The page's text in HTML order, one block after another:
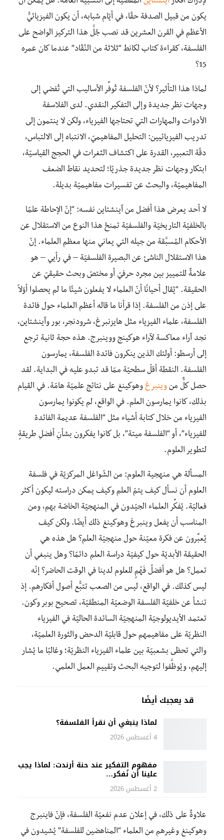
يكون من قبيل الصدفة حقًا، في أيّام شبابه، أن يكون الفيزيائيُّ
الأعظم في القرن العشرين قد نصب جُلَّ هذا التركيز الواضح على
الفلسفة، كقراءة كتاب لكانط “ثلاثة من النُقّاد” عندما كان عمره
15؟
لماذا هذا التأثير؟ لأنّ الفلسفة تُوفِّر الأساليب التي تُفضي إلى
وجهات نظر جديدة وإلى التفكير النقدي. لدى الفلاسفة
الأدوات والمهارات التي تحتاجها الفيزياء، ولكن لا ينتمون إلى
تدريب الفيزيائيين: التحليل المفاهيميّ، الانتباه إلى الالتباس،
دقّة التعبير، القدرة على اكتشاف الثغرات في الحجج القياسيّة،
ابتكار وجهات نظر جديدة جذريًا؛ لتحديد نقاط الضعف
المفاهيميّة، والبحث عن تفسيرات مفاهيميّة بديلة.
لا أحد يعرض هذا أفضل من آينشتاين نفسه: “إنّ الإحاطة علمًا
بالخلفيّة التاريخيّة والفلسفيّة تمنحُ هذا النوع من الاستقلال عن
الأحكام المُسبَّقة من جيله التي يعاني منها معظم العلماء. إنّ
هذا الاستقلال الناشئ عن البصيرة الفلسفيّة – في رأيي – هو
علامةٌ للتمييز بين مجرد حرفيّ أو مختصّ وبحث حقيقيّ عن
الحقيقة. “يُقال أحيانًا أنّ العلماء لا يفعلون شيئًا ما لم يحصلوا أوّلاً
على إذن من الفلسفة. إذا قرأنا ما قاله أعظم العلماء حول فائدة
الفلسفة، علماء الفيزياء مثل هايزنبرغ، شرودنجر، بور وآينشتاين،
نجد آراء معاكسة لآراء هوكينج ووينبرج. هذه حجة ثانية ترجع
إلى أرسطو: أولئك الذين ينكرون فائدة الفلسفة، يمارسون
الفلسفة. النقطة أقلّ سطحيّة ممّا قد تبدو عليه في البداية. لقد
حصل كلٌّ من وينبرغ وهوكينغ على نتائج علميّة هامّة. في القيام
بذلك، كانوا يمارسون العلم. في الواقع، لم يكونوا يمارسون
الفيزياء من خلال كتابة أشياء مثل “الفلسفة عديمة الفائدة
للفيزياء”، أو “الفلسفة ميتة”، بل كانوا يفكرون بشأنِ أفضلِ طريقةٍ
لتطوير العلوم.
المسألة هي منهجية العلوم: من الشّواغل المركزيّة في فلسفة
العلوم أن نسأل كيف يتمّ العلم وكيف يمكن دراسته ليكون أكثر
فعاليّة. يُفكِّر العلماء الجيّدون في المنهجيّة الخاصّة بهم، ومن
المناسب أن يفعل وينبرغ وهوكينغ ذلك أيضًا. ولكن كيف
يُعبِّرون عن فكرة معيّنة حول منهجيّة العلم؟ هل هذه هي
الحقيقة الأبديّة حول كيفيّة دراسة العلم دائمًا؟ وهل ينبغي أن
تعمل؟ هل هو أفضلُ فَهْمٍ للعلوم لدينا في الوقت الحاضر؟ إنّه
ليس كذلك. في الواقع، ليس من الصعب تتبُّع أصول أفكارهم. إذ
تنشأ عن خلفيّة الفلسفة الوضعيّة المنطقيّة، تصحيح بوبر وكون.
تعتمد الأيديولوجيّة المنهجيّة السائدة الحاليّة في الفيزياء
النظريّة على مفاهيمهم حول قابليّة الدحض والثورة العلميّة،
والتي تحظى بشعبيّة بين علماء الفيزياء النظريّة؛ وغالبًا ما يُشار
إليهم، ويُوظَّفوا لتوجيه البحث وتقييم العمل العلمي.
قد يعجبك أيضًا
لماذا ينبغي أن نقرأ الفلسفة؟
4 أغسطس 2026
مفهوم التفكير عند حنة أرندت: لماذا يجب
علينا أن نُفكر…
2 أغسطس 2026
علاوةٌ على ذلك، في إعلان عدم نفعيّة الفلسفة، فإنّ فاينبرج
وهوكينغ وغيرهم من العلماء “المناهضين للفلسفة” يُشيدون في